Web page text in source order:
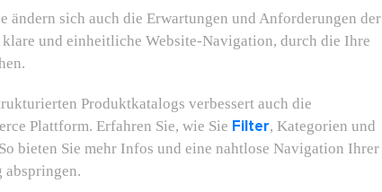
ändern sich auch die Erwartungen und Anforderungen der
und einheitliche Website-Navigation, durch die Ihre
Produktkatalogs verbessert auch die
Plattform. Erfahren Sie, wie Sie Filter, Kategorien und
bieten Sie mehr Infos und eine nahtlose Navigation Ihrer
abspringen.